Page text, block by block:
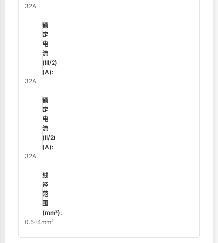
32A
额
定
电
流
(III/2)
(A):
32A
额
定
电
流
(II/2)
(A):
32A
线
径
范
围
(mm²):
0.5~4mm²